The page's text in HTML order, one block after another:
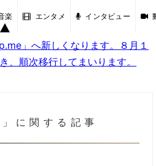
楽 エンタメ インタビュー
」へ新しくなります。８月１
、順次移行してまいります。
」に関する記事